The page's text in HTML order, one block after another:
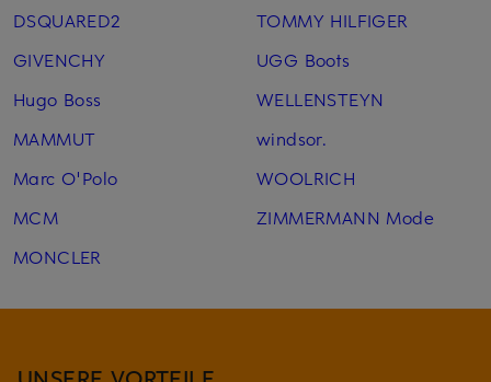
DSQUARED2
GIVENCHY
Hugo Boss
MAMMUT
Marc O'Polo
MCM
MONCLER
TOMMY HILFIGER
UGG Boots
WELLENSTEYN
windsor.
WOOLRICH
ZIMMERMANN Mode